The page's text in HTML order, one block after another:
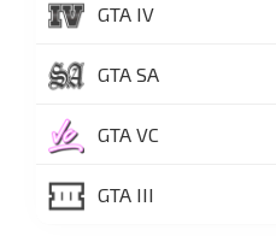
GTA IV
GTA SA
GTA VC
GTA III